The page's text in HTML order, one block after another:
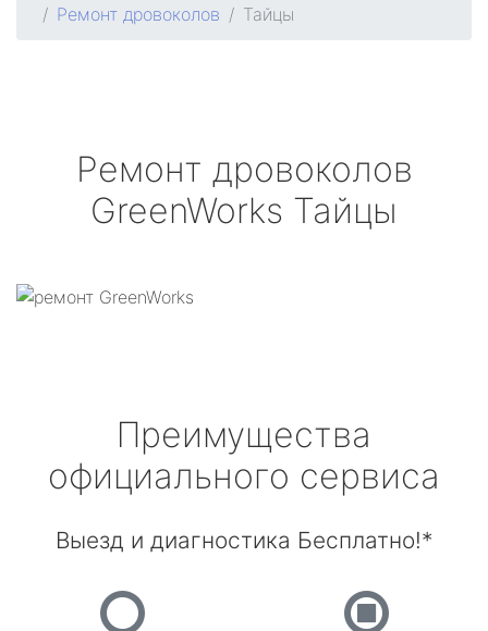
Ремонт дровоколов
Тайцы
Ремонт дровоколов
GreenWorks Тайцы
Преимущества
официального сервиса
Выезд и диагностика Бесплатно!*